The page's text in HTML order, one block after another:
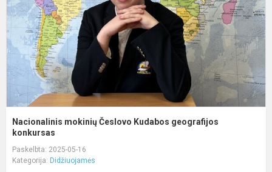
Nacionalinis mokinių Česlovo Kudabos geografijos
konkursas
Paskelbta: 2025-05-16
Kategorija: Didžiuojamės